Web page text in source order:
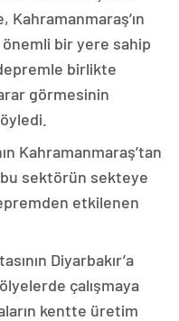
bir yere sahip
birlikte
görmesinin
Kahramanmaraş’tan
bu sektörün sekteye
etkilenen
Diyarbakır’a
çalışmaya
kentte üretim